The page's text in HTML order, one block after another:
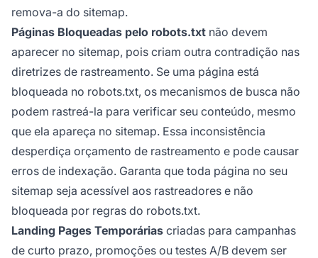
remova-a do sitemap.
Páginas Bloqueadas pelo robots.txt não devem
aparecer no sitemap, pois criam outra contradição nas
diretrizes de rastreamento. Se uma página está
bloqueada no robots.txt, os mecanismos de busca não
podem rastreá-la para verificar seu conteúdo, mesmo
que ela apareça no sitemap. Essa inconsistência
desperdiça orçamento de rastreamento e pode causar
erros de indexação. Garanta que toda página no seu
sitemap seja acessível aos rastreadores e não
bloqueada por regras do robots.txt.
Landing Pages Temporárias criadas para campanhas
de curto prazo, promoções ou testes A/B devem ser